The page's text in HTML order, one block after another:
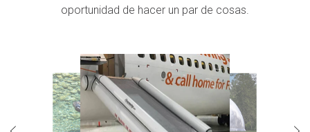
oportunidad de hacer un par de cosas.